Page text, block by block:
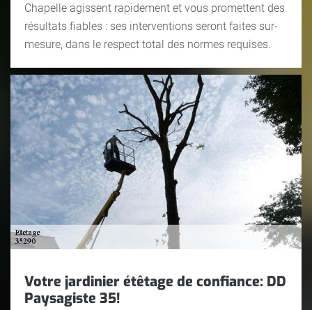
Chapelle agissent rapidement et vous promettent des
résultats fiables : ses interventions seront faites sur-
mesure, dans le respect total des normes requises.
Votre jardinier étêtage de confiance: DD
Paysagiste 35!